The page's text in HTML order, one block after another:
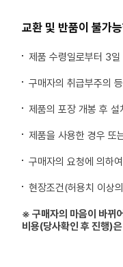
교환 및 반품이 불가
제품 수령일로부터 3
구매자의 취급부주의
제품의 포장 개봉 후
제품을 사용한 경우 또
구매자의 요청에 의하
현장조건(허용치 이상
※ 구매자의 마음이 바뀌
비용(당사확인 후 진행)